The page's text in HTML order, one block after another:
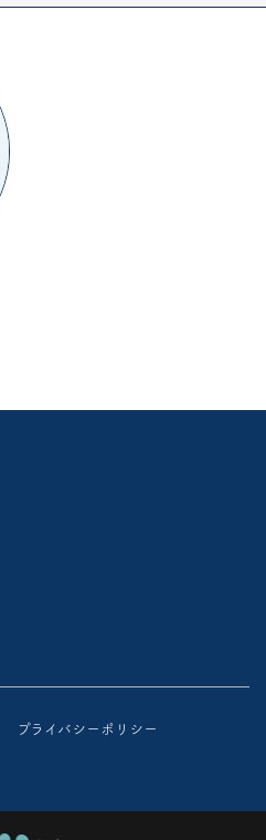
プライバシーポリシー